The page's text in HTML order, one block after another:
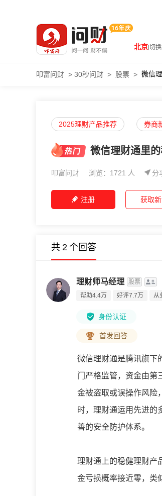
北京[切
叩富问财 > 30秒问财 > 股票 > 微信
2025理财产品推荐 券商
微信理财通里
叩富问财 浏览：1721 人 分
注册 获取
共 2 个回答
理财师马经理 股票
帮助4.4万
好评7.7万 从
身份认证
首发回答
微信理财通是腾讯旗下
门严格监管，资金由第
金被盗取或误操作风险
时，理财通运用先进的
善的安全防护体系。
理财通上的稳健理财产
金亏损概率接近零，类